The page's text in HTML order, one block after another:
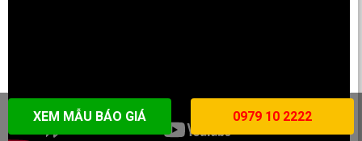
XEM MẪU BÁO GIÁ 0979 10 2222